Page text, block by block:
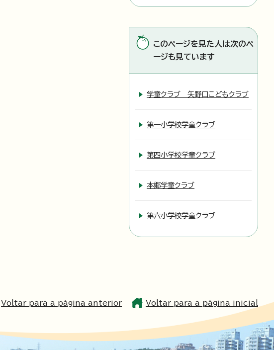
このページを見た人は次のペ
ージも見ています
学童クラブ 矢野口こどもクラブ
第一小学校学童クラブ
第四小学校学童クラブ
本郷学童クラブ
第六小学校学童クラブ
Voltar para a página anterior Voltar para a página inicial